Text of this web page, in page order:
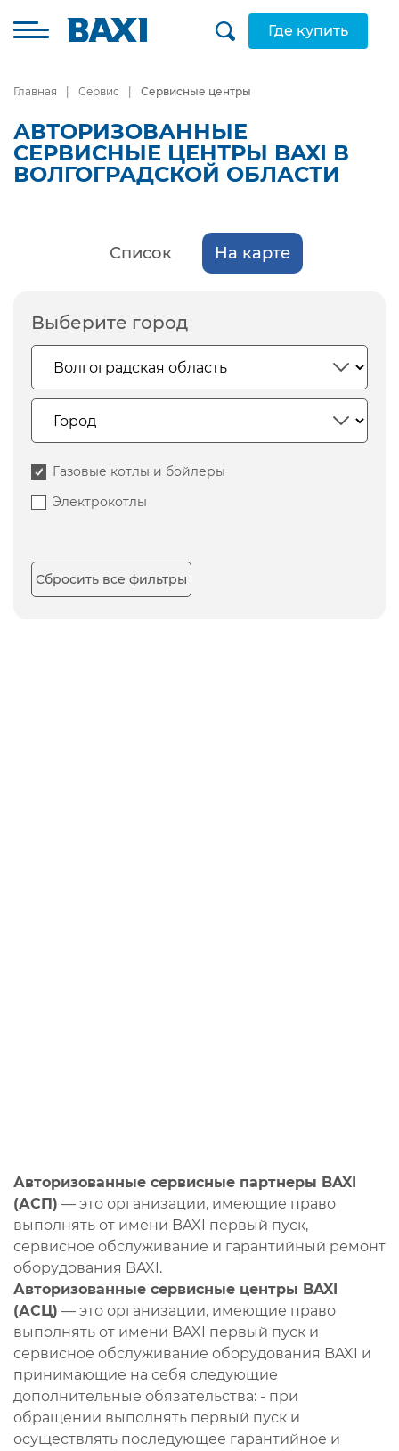
Где купить
Главная Сервис Сервисные центры
АВТОРИЗОВАННЫЕ
СЕРВИСНЫЕ ЦЕНТРЫ BAXI В
ВОЛГОГРАДСКОЙ ОБЛАСТИ
Список На карте
Выберите город
Газовые котлы и бойлеры
Электрокотлы
Сбросить все фильтры
Авторизованные сервисные партнеры BAXI
(АСП) — это организации, имеющие право
выполнять от имени BAXI первый пуск,
сервисное обслуживание и гарантийный ремонт
оборудования BAXI.
Авторизованные сервисные центры BAXI
(АСЦ) — это организации, имеющие право
выполнять от имени BAXI первый пуск и
сервисное обслуживание оборудования BAXI и
принимающие на себя следующие
дополнительные обязательства: - при
обращении выполнять первый пуск и
осуществлять последующее гарантийное и